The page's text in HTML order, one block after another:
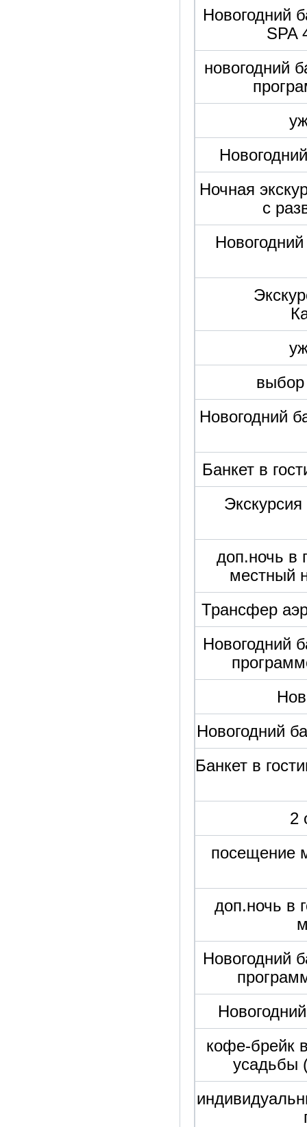
Новогодний
SPA
новогодний
Ночная
с
выбор
Новогодний
Банкет в
доп.ночь в
местный
Трансфер
Новогодний
Новогодний
Банкет в
2
посещение
доп.ночь в
Новогодний
кофе-брейк
усадьбы